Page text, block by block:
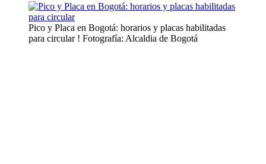
Pico y Placa en Bogotá: horarios y placas habilitadas
para circular ! Fotografía: Alcaldia de Bogotá